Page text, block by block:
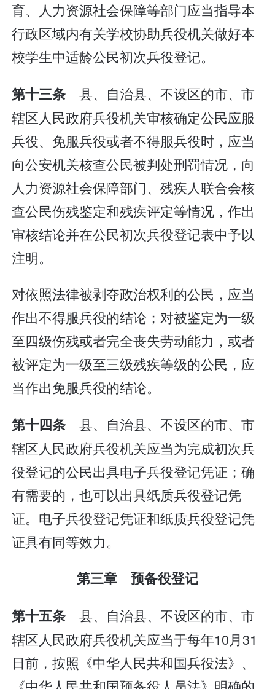
育、人力资源社会保障等部门应当指导本
行政区域内有关学校协助兵役机关做好本
校学生中适龄公民初次兵役登记。
第十三条县、自治县、不设区的市、市
辖区人民政府兵役机关审核确定公民应服
兵役、免服兵役或者不得服兵役时，应当
向公安机关核查公民被判处刑罚情况，向
人力资源社会保障部门、残疾人联合会核
查公民伤残鉴定和残疾评定等情况，作出
审核结论并在公民初次兵役登记表中予以
注明。
对依照法律被剥夺政治权利的公民，应当
作出不得服兵役的结论；对被鉴定为一级
至四级伤残或者完全丧失劳动能力，或者
被评定为一级至三级残疾等级的公民，应
当作出免服兵役的结论。
第十四条县、自治县、不设区的市、市
辖区人民政府兵役机关应当为完成初次兵
役登记的公民出具电子兵役登记凭证；确
有需要的，也可以出具纸质兵役登记凭
证。电子兵役登记凭证和纸质兵役登记凭
证具有同等效力。
第三章 预备役登记
第十五条县、自治县、不设区的市、市
辖区人民政府兵役机关应当于每年10月31
日前，按照《中华人民共和国兵役法》、